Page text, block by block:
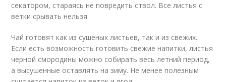
секатором, стараясь не повредить ствол. Все листья с
ветки срывать нельзя.
Чай готовят как из сушеных листьев, так и из свежих.
Если есть возможность готовить свежие напитки, листья
черной смородины можно собирать весь летний период,
а высушенные оставлять на зиму. Не менее полезным